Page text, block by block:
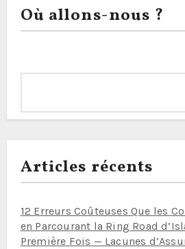
Où allons-nous ?
Articles récents
12 Erreurs Coûteuses Que les
en Parcourant la Ring Road
Première Fois — Lacunes